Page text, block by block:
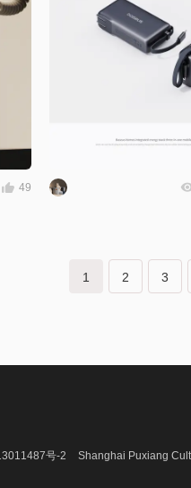
49
1 2 3
号-2 Shanghai Puxiang